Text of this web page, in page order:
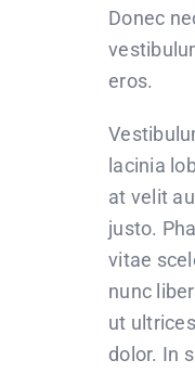
Donec
eros.
lacinia
at velit
justo.
vitae
nunc
ut
dolor. In